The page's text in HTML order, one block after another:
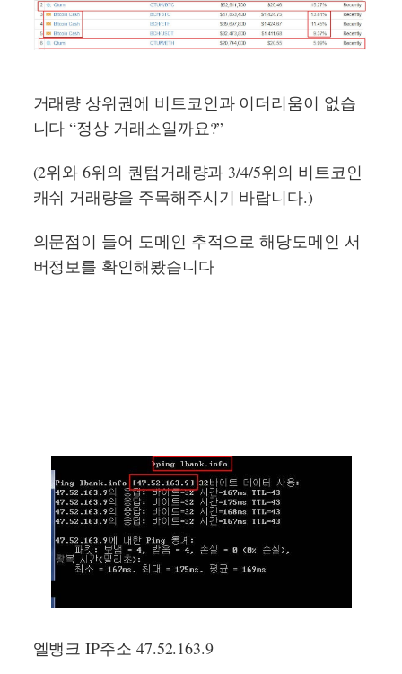
거래량 상위권에 비트코인과 이더리움이 없습
니다 “정상 거래소일까요?”
(2위와 6위의 퀀텀거래량과 3/4/5위의 비트코인
캐쉬 거래량을 주목해주시기 바랍니다.)
의문점이 들어 도메인 추적으로 해당도메인 서
버정보를 확인해봤습니다
엘뱅크 IP주소 47.52.163.9